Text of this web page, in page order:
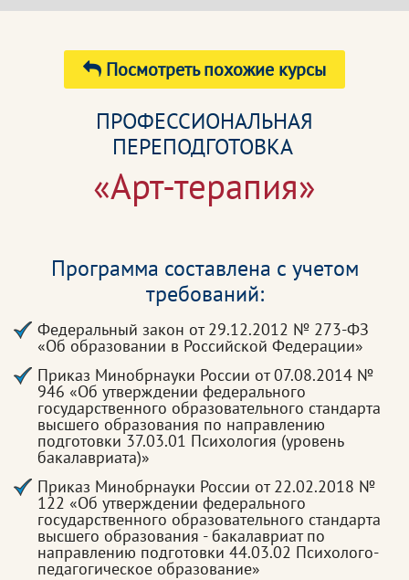
Посмотреть похожие курсы
ПРОФЕССИОНАЛЬНАЯ
ПЕРЕПОДГОТОВКА
«Арт-терапия»
Программа составлена с учетом
требований:
Федеральный закон от 29.12.2012 № 273-ФЗ
«Об образовании в Российской Федерации»
Приказ Минобрнауки России от 07.08.2014 №
946 «Об утверждении федерального
государственного образовательного стандарта
высшего образования по направлению
подготовки 37.03.01 Психология (уровень
бакалавриата)»
Приказ Минобрнауки России от 22.02.2018 №
122 «Об утверждении федерального
государственного образовательного стандарта
высшего образования - бакалавриат по
направлению подготовки 44.03.02 Психолого-
педагогическое образование»